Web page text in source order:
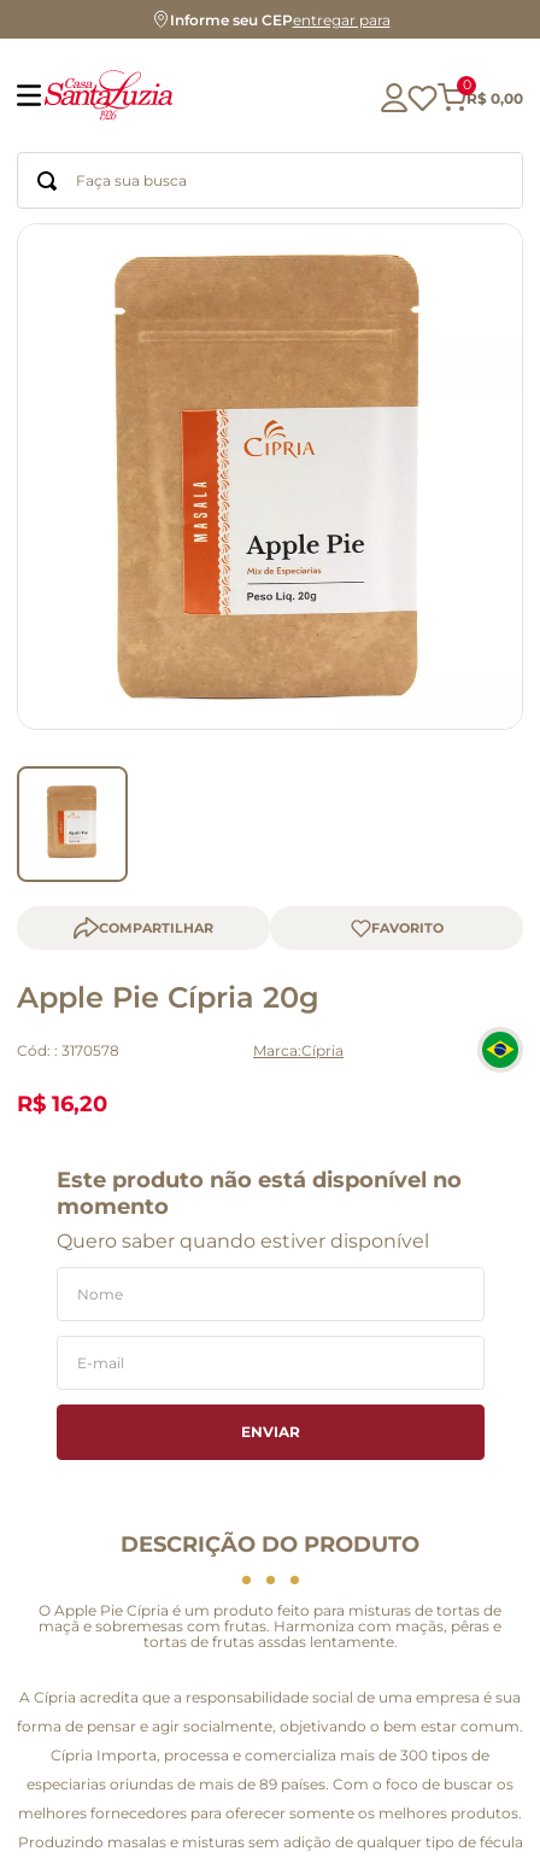
Informe seu CEPentregar para
0
R$ 0,00
Faça sua busca
COMPARTILHAR
Apple Pie Cípria 20g
Cód: : 3170578 Cípria
R$ 16,20
Este produto não está disponível no
momento
Quero saber quando estiver disponível
ENVIAR
DESCRIÇÃO DO PRODUTO
O Apple Pie Cípria é um produto feito para misturas de tortas de
maçã e sobremesas com frutas. Harmoniza com maçãs, pêras e
tortas de frutas assdas lentamente.
A Cípria acredita que a responsabilidade social de uma empresa é sua
forma de pensar e agir socialmente, objetivando o bem estar comum.
Cípria Importa, processa e comercializa mais de 300 tipos de
especiarias oriundas de mais de 89 países. Com o foco de buscar os
melhores fornecedores para oferecer somente os melhores produtos.
Produzindo masalas e misturas sem adição de qualquer tipo de fécula